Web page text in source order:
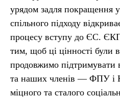
урядом задля покращення
спільного підходу
процесу вступу до ЄС.
тим, щоб ці цінності були
продовжимо підтримувати
та наших членів — ФПУ
міцного та сталого